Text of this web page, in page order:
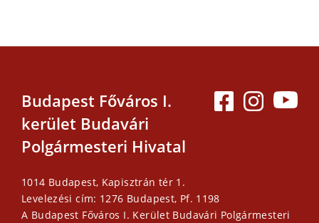
Budapest Főváros I.
kerület Budavári
Polgármesteri Hivatal
1014 Budapest, Kapisztrán tér 1.
Levelezési cím: 1276 Budapest, Pf. 1198
A Budapest Főváros I. Kerület Budavári Polgármesteri